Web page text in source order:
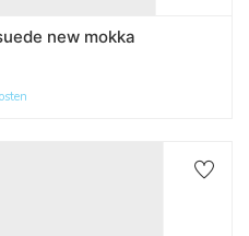
new mokka